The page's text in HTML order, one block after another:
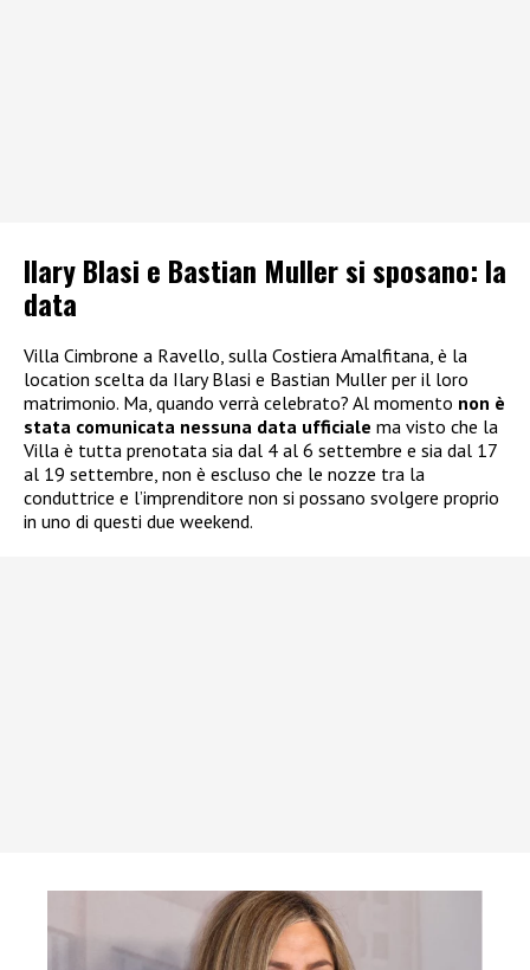
Ilary Blasi e Bastian Muller si sposano: la
data
Villa Cimbrone a Ravello, sulla Costiera Amalfitana, è la
location scelta da Ilary Blasi e Bastian Muller per il loro
matrimonio. Ma, quando verrà celebrato? Al momento non è
stata comunicata nessuna data ufficiale ma visto che la
Villa è tutta prenotata sia dal 4 al 6 settembre e sia dal 17
al 19 settembre, non è escluso che le nozze tra la
conduttrice e l’imprenditore non si possano svolgere proprio
in uno di questi due weekend.